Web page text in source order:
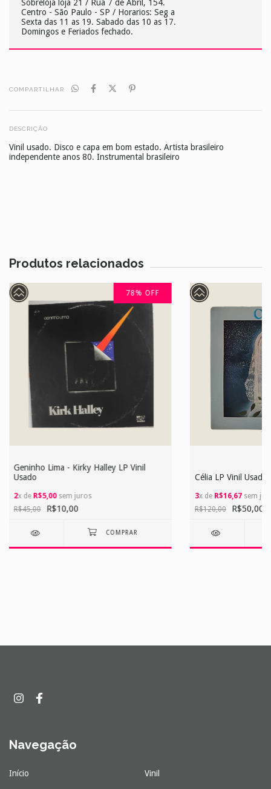
Sobreloja loja 21 / Rua 7 de Abril, 154.
Centro - São Paulo - SP / Horarios: Seg a
Sexta das 11 as 19. Sabado das 10 as 17.
Domingos e Feriados fechado.
COMPARTILHAR
DESCRIÇÃO
Vinil usado. Disco e capa em bom estado. Artista brasileiro
independente anos 80. Instrumental brasileiro
Produtos relacionados
78% OFF
Geninho Lima - Kirky Halley LP Vinil
Usado
2x de R$5,00sem juros
R$45,00
R$10,00
Célia LP Vinil Usado
3x de R$16,67sem
R$120,00
R$50,00
Navegação
Início Vinil